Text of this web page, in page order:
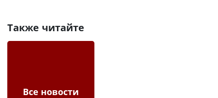
Также читайте
Все новости